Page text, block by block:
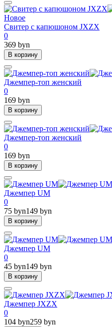
Новое
Свитер с капюшоном JXZX
0
369 byn
В корзину
Джемпер-топ женский
0
169 byn
В корзину
Джемпер-топ женский
0
169 byn
В корзину
Джемпер UM
0
75 byn149 byn
В корзину
Джемпер UM
0
45 byn149 byn
В корзину
Джемпер JXZX
0
104 byn259 byn